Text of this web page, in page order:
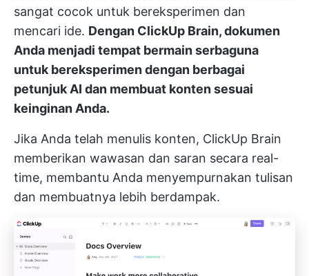
sangat cocok untuk bereksperimen dan
mencari ide. Dengan ClickUp Brain, dokumen
Anda menjadi tempat bermain serbaguna
untuk bereksperimen dengan berbagai
petunjuk AI dan membuat konten sesuai
keinginan Anda.
Jika Anda telah menulis konten, ClickUp Brain
memberikan wawasan dan saran secara real-
time, membantu Anda menyempurnakan tulisan
dan membuatnya lebih berdampak.